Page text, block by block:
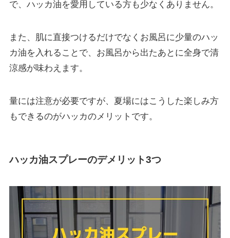
で、ハッカ油を愛用している方も少なくありません。
また、肌に直接つけるだけでなくお風呂に少量のハッ
カ油を入れることで、お風呂から出たあとに全身で清
涼感が味わえます。
量には注意が必要ですが、夏場にはこうした楽しみ方
もできるのがハッカのメリットです。
ハッカ油スプレーのデメリット3つ